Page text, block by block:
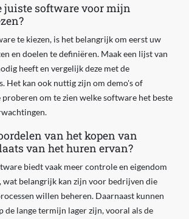
juiste software voor mijn
te kiezen, is het belangrijk om eerst uw
en doelen te definiëren. Maak een lijst van
heeft en vergelijk deze met de
Het kan ook nuttig zijn om demo's of
om te zien welke software het beste
van het kopen van
van het huren ervan?
biedt vaak meer controle en eigendom
wat belangrijk kan zijn voor bedrijven die
willen beheren. Daarnaast kunnen
de lange termijn lager zijn, vooral als de